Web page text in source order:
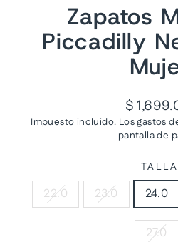
Zapatos
Piccadilly
Precio
habitual
$
Impuesto incluido. Losgastos
pantalla de
TALLA
22.0 23.0 24.0
27.0